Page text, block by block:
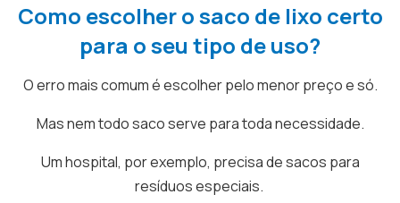
Como escolher o saco de lixo certo
para o seu tipo de uso?
O erro mais comum é escolher pelo menor preço e só.
Mas nem todo saco serve para toda necessidade.
Um hospital, por exemplo, precisa de sacos para
resíduos especiais.